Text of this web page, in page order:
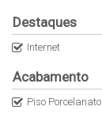
Destaques
Internet
Acabamento
Piso Porcelanato